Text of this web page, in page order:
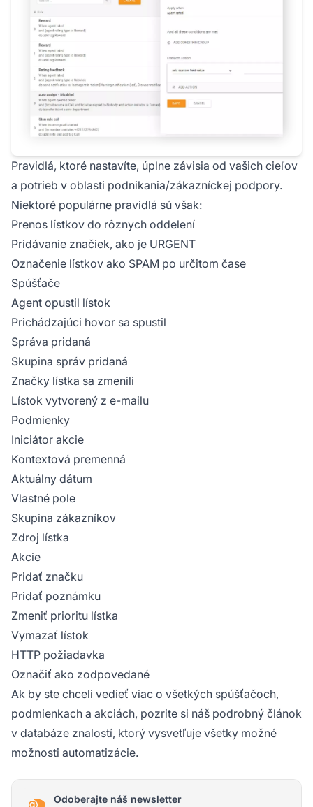
Pravidlá, ktoré nastavíte, úplne závisia od vašich cieľov
a potrieb v oblasti podnikania/zákazníckej podpory.
Niektoré populárne pravidlá sú však:
Prenos lístkov do rôznych oddelení
Pridávanie značiek, ako je URGENT
Označenie lístkov ako SPAM po určitom čase
Spúšťače
Agent opustil lístok
Prichádzajúci hovor sa spustil
Správa pridaná
Skupina správ pridaná
Značky lístka sa zmenili
Lístok vytvorený z e-mailu
Podmienky
Iniciátor akcie
Kontextová premenná
Aktuálny dátum
Vlastné pole
Skupina zákazníkov
Zdroj lístka
Akcie
Pridať značku
Pridať poznámku
Zmeniť prioritu lístka
Vymazať lístok
HTTP požiadavka
Označiť ako zodpovedané
Ak by ste chceli vedieť viac o všetkých spúšťačoch,
podmienkach a akciách, pozrite si náš podrobný článok
v databáze znalostí, ktorý vysvetľuje všetky možné
možnosti automatizácie.
Odoberajte náš newsletter